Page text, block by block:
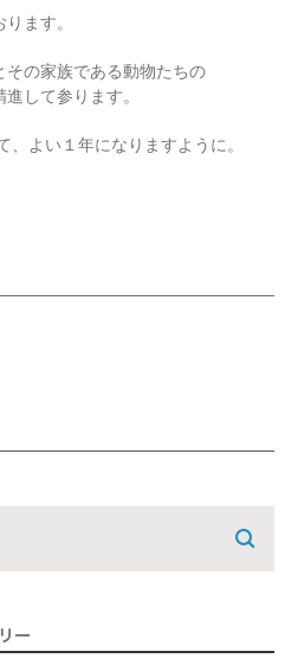
ます。
の家族である動物たちの
して参ります。
よい１年になりますように。
ー